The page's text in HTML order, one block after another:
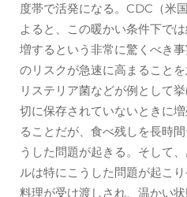
度帯で活発になる。CDC（米
よると、この暖かい条件下で
増するという非常に驚くべき
のリスクが急速に高まること
リステリア菌などが例として
切に保存されていないときに
ることだが、食べ残しを長時
うした問題が起きる。そして
ルは特にこうした問題が起こ
料理が受け渡しされ、温かい